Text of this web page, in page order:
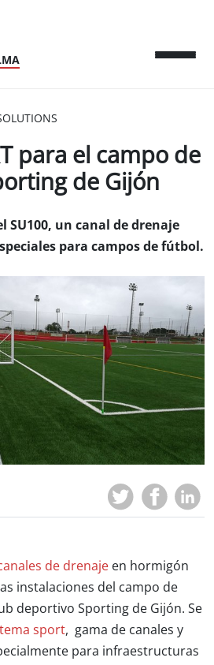
para el campo de
de Gijón
SU100, un canal de drenaje
para campos de fútbol.
de drenaje en hormigón
instalaciones del campo de
deportivo Sporting de Gijón. Se
sport, gama de canales y
para infraestructuras